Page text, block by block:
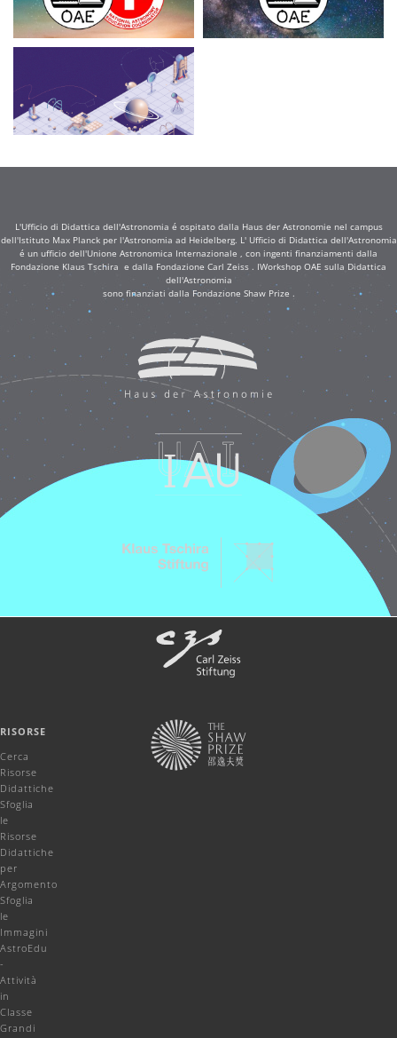
L'Ufficio di Didattica dell'Astronomia é ospitato dalla Haus der Astronomie nel campus
dell'Istituto Max Planck per l'Astronomia ad Heidelberg. L' Ufficio di Didattica dell'Astronomia
é un ufficio dell'Unione Astronomica Internazionale , con ingenti finanziamenti dalla
Fondazione Klaus Tschira e dalla Fondazione Carl Zeiss . IWorkshop OAE sulla Didattica
dell'Astronomia
sono finanziati dalla Fondazione Shaw Prize .
RISORSE
Cerca
Risorse
Didattiche
Sfoglia
le
Risorse
Didattiche
per
Argomento
Sfoglia
le
Immagini
AstroEdu
-
Attività
in
Classe
Grandi